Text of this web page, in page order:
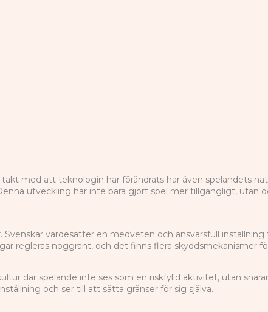
med att teknologin har förändrats har även spelandets
utveckling har inte bara gjort spel mer tillgängligt, utan
värdesätter en medveten och ansvarsfull inställning
regleras noggrant, och det finns flera skyddsmekanismer
där spelande inte ses som en riskfylld aktivitet, utan
och ser till att sätta gränser för sig själva.